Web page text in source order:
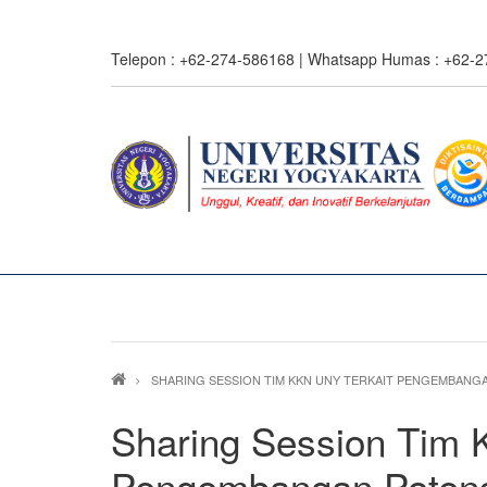
Telepon : +62-274-586168 | Whatsapp Humas : +62-
Breadcrumb
SHARING SESSION TIM KKN UNY TERKAIT
Sharing Session Tim
0%